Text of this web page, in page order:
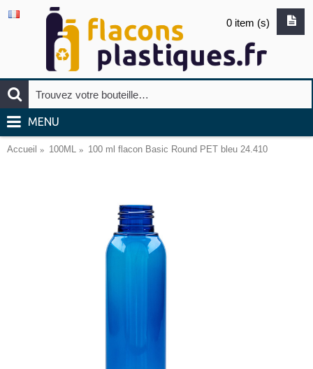
0 item (s)
MENU
Accueil 100ML 100 ml flacon Basic Round PET bleu 24.410